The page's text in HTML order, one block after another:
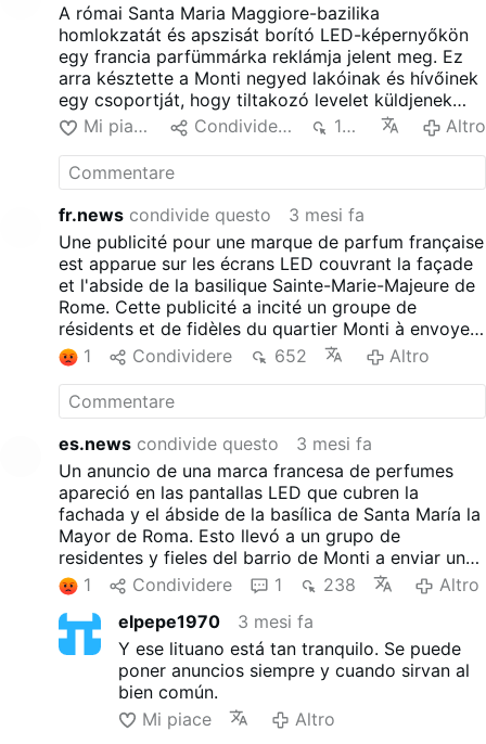
A római Santa Maria Maggiore-bazilika
homlokzatát és apszisát borító LED-képernyőkön
egy francia parfümmárka reklámja jelent meg. Ez
arra késztette a Monti negyed lakóinak és hívőinek
egy csoportját, hogy tiltakozó levelet küldjenek
Rolandas Makrickas főpapnak, amelyben bírálták a
történelmi bazilika "elüzletiesedését". A
paravánokat a 2024 végén megkezdett restaurálási
munkálatok során helyezték el. Akkor a Vatikán
tisztviselői azt mondták, hogy a reklámbevételek
segítenek fedezni a felújítási költségeket a jubileum
előtt.
Mi piace Condividere 132 Altro
fr.news condivide questo
3 mesi fa
Une publicité pour une marque de parfum française
est apparue sur les écrans LED couvrant la façade
et l'abside de la basilique Sainte-Marie-Majeure de
Rome. Cette publicité a incité un groupe de
résidents et de fidèles du quartier Monti à envoyer
une lettre de protestation à l'archiprêtre Rolandas
Makrickas, critiquant ce qu'ils décrivent comme la
"commercialisation" de la basilique historique. Les
écrans ont été installés pendant les travaux de
restauration qui ont commencé à la fin de l'année
2024. À l'époque, les responsables du Vatican
avaient déclaré que les recettes publicitaires
permettaient de couvrir les coûts de rénovation
avant le Jubilé.
1 Condividere 652 Altro
es.news condivide questo
3 mesi fa
Un anuncio de una marca francesa de perfumes
apareció en las pantallas LED que cubren la
fachada y el ábside de la basílica de Santa María la
Mayor de Roma. Esto llevó a un grupo de
residentes y fieles del barrio de Monti a enviar una
carta de protesta al arcipreste Rolandas Makrickas,
criticando lo que calificaron de "comercialización"
de la histórica basílica. Las pantallas se instalaron
durante unas obras de restauración que
comenzaron a finales de 2024. En aquel entonces,
los responsables vaticanos afirmaron que los
ingresos publicitarios ayudaban a cubrir los costes
de renovación de cara al Jubileo.
1 Condividere 1 238
Altro
elpepe1970
3 mesi fa
Y ese lituano está tan tranquilo. Se puede
poner anuncios siempre y cuando sirvan al
bien común.
Mi piace
Altro